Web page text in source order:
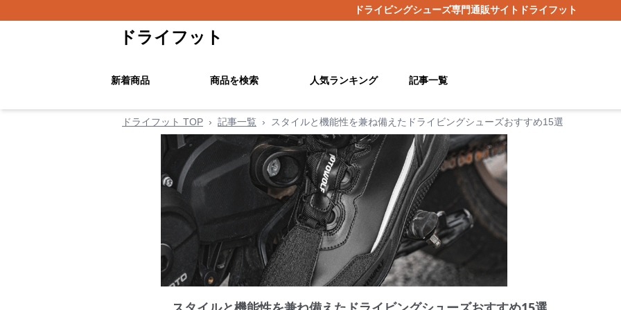
ドライビングシューズ専門通販サイト ドライフット
ドライフット
新着商品 商品を検索 人気ランキング 記事一覧
ドライフット TOP › 記事一覧 › スタイルと機能性を兼ね備えたドライビングシューズおすすめ15選